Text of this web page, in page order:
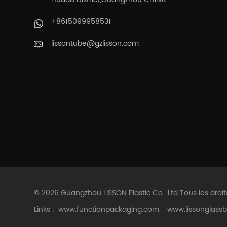
+8615099958531
lissontube@gzlisson.com
© 2026 Guangzhou LISSON Plastic Co., Ltd Tous les
Links : www.functionpackaging.com